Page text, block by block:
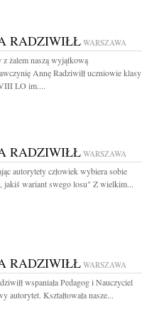
RADZIWIŁŁ WARSZAWA
z żalem naszą wyjątkową
Annę Radziwiłł uczniowie klasy
LO im....
RADZIWIŁŁ WARSZAWA
autorytety człowiek wybiera sobie
jakiś wariant swego losu" Z wielkim...
RADZIWIŁŁ WARSZAWA
wspaniała Pedagog i Nauczyciel
autorytet. Kształtowała nasze...